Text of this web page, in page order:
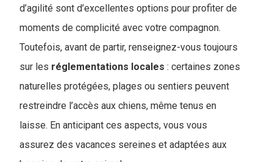
d’agilité sont d’excellentes options pour profiter de
moments de complicité avec votre compagnon.
Toutefois, avant de partir, renseignez-vous toujours
sur les réglementations locales : certaines zones
naturelles protégées, plages ou sentiers peuvent
restreindre l’accès aux chiens, même tenus en
laisse. En anticipant ces aspects, vous vous
assurez des vacances sereines et adaptées aux